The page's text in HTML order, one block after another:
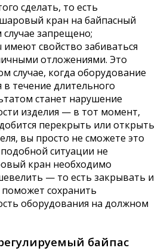
сделать, то есть
кран на байпасный
запрещено;
свойство забиваться
отложениями. Это
случае, когда оборудование
в течение длительного
станет нарушение
изделия — в тот момент,
перекрыть или открыть
вы просто не сможете это
ситуации не
кран необходимо
— то есть закрывать и
сохранить
оборудования на должном
байпас